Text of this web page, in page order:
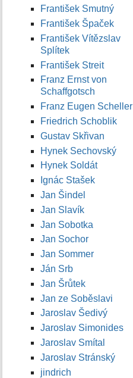
František Smutný
František Špaček
František Vítězslav
Splítek
František Streit
Franz Ernst von
Schaffgotsch
Franz Eugen Scheller
Friedrich Schoblik
Gustav Skřivan
Hynek Sechovský
Hynek Soldát
Ignác Stašek
Jan Šindel
Jan Slavík
Jan Sobotka
Jan Sochor
Jan Sommer
Ján Srb
Jan Šrůtek
Jan ze Soběslavi
Jaroslav Šedivý
Jaroslav Simonides
Jaroslav Smítal
Jaroslav Stránský
jindrich